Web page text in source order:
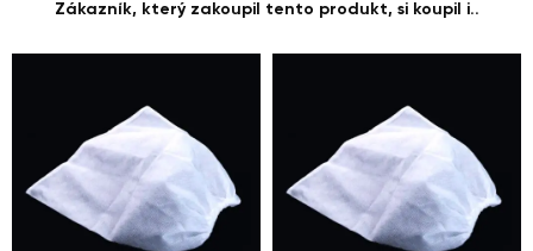
Zákazník, který zakoupil tento produkt, si koupil i..